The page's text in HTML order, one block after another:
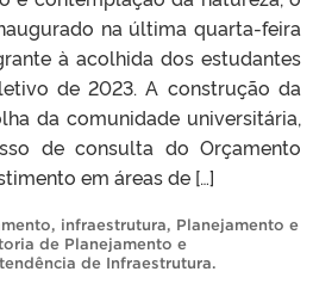
na última quarta-feira
à acolhida dos estudantes
de 2023. A construção da
da comunidade universitária,
de consulta do Orçamento
em áreas de […]
, infraestrutura, Planejamento e
de Planejamento e
de Infraestrutura.